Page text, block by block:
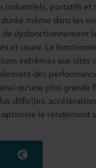
portatifs et
même dans les
dysfonctionnement
et usure. Le
extrêmes aux sites
des
qu’une plus
difficiles,
le rendement